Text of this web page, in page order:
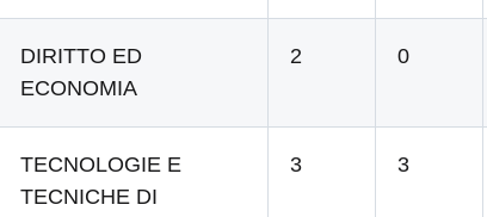
DIRITTO ED
ECONOMIA
2 0
TECNOLOGIE E
TECNICHE DI
3 3